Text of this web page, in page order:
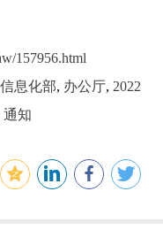
157956.html
息化部, 办公厅,2022
通知